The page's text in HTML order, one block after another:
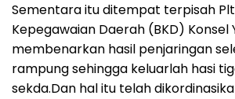
Sementara itu ditempat terpisah
Kepegawaian Daerah (BKD) Konsel
membenarkan hasil penjaringan
rampung sehingga keluarlah hasi
sekda.Dan hal itu telah